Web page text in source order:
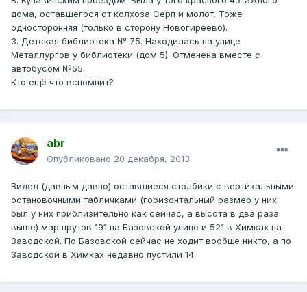
дома, оставшегося от колхоза Серп и молот. Тоже
односторонняя (только в сторону Новогиреево).
3. Детская библиотека № 75. Находилась на улице
Металлургов у библиотеки (дом 5). Отменена вместе с
автобусом №55.
Кто ещё что вспомнит?
abr
Опубликовано 20 декабря, 2013
Видел (давным давно) оставшиеся столбики с вертикальными
остановочными табличками (горизонтальный размер у них
был у них приблизительно как сейчас, а высота в два раза
выше) маршрутов 191 на Базовской улице и 521 в Химках на
Заводской. По Базовской сейчас не ходит вообще никто, а по
Заводской в Химках недавно пустили 14